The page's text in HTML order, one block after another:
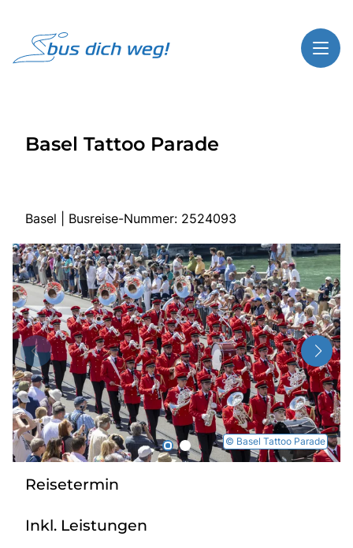
Highlights
Kontakt
Start
Busreisen
Bus mieten
Über Bus dich weg!
Radio
Sie befinden sich in:
Heimatland ändern:
Basel Tattoo Parade
Basel | Busreise-Nummer: 2524093
© Basel Tattoo Parade
Reisetermin
Inkl. Leistungen